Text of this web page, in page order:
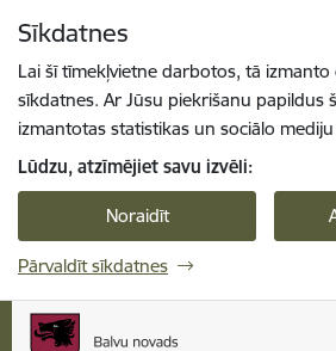
Sīkdatnes
Lai šī tīmekļvietne darbotos, tā
sīkdatnes. Ar Jūsu piekrišanu papildus
izmantotas statistikas un sociālo
Lūdzu, atzīmējiet savu izvēli:
Noraidīt
Pārvaldīt sīkdatnes